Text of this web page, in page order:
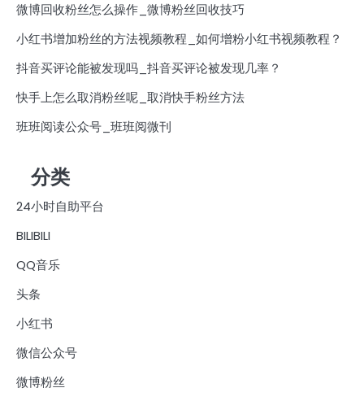
微博回收粉丝怎么操作_微博粉丝回收技巧
小红书增加粉丝的方法视频教程_如何增粉小红书视频教程？
抖音买评论能被发现吗_抖音买评论被发现几率？
快手上怎么取消粉丝呢_取消快手粉丝方法
班班阅读公众号_班班阅微刊
分类
24小时自助平台
BILIBILI
QQ音乐
头条
小红书
微信公众号
微博粉丝